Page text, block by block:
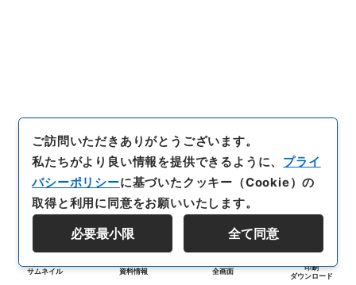
サムネイル 資料情報 全画面
印刷
ダウンロード
ご訪問いただきありがとうございます。
私たちがより良い情報を提供できるように、 プライ
バシーポリシーに基づいたクッキー（Cookie）の
取得と利用に同意をお願いいたします。
必要最小限 全て同意